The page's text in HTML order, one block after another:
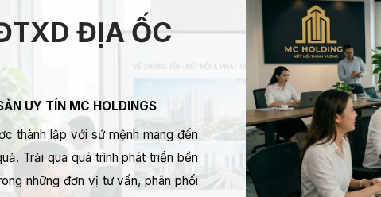
ĐỊA ỐC
UY TÍN MC HOLDINGS
thành lập với sứ mệnh mang đến
Trải qua quá trình phát triển bền
những đơn vị tư vấn, phân phối